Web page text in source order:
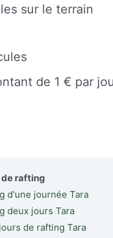
sur le terrain
de 1 € par
de rafting
d'une journée Tara
deux jours Tara
de rafting Tara